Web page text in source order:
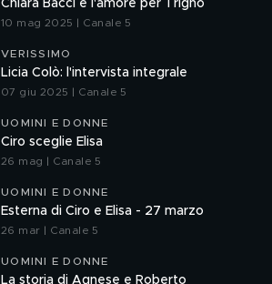
Chiara Bacci e l'amore per Trigno
10 mag 2025 | Canale 5
VERISSIMO
Licia Colò: l'intervista integrale
07 giu 2025 | Canale 5
UOMINI E DONNE
Ciro sceglie Elisa
26 mag | Canale 5
UOMINI E DONNE
Esterna di Ciro e Elisa - 27 marzo
26 mar | Canale 5
UOMINI E DONNE
La storia di Agnese e Roberto